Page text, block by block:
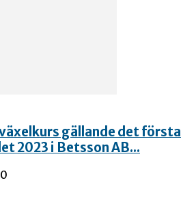
gällande det första
2023 i Betsson AB...